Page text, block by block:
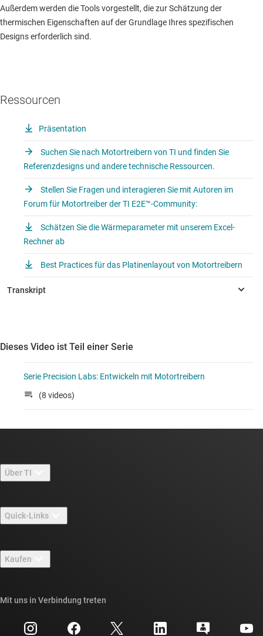
Außerdem werden die Tools vorgestellt, die zur Schätzung der
thermischen Eigenschaften auf der Grundlage Ihres spezifischen
Designs erforderlich sind.
Ressourcen
Präsentation
Suchen Sie nach Motortreibern von TI und finden Sie
Referenzdesigns und andere technische Ressourcen.
Stellen Sie Fragen und interagieren Sie mit Autoren im
Forum für Motortreiber der TI E2E™-Community:
Schätzen Sie die Wärmeparameter mit unserem Excel-
Rechner ab
Best Practices für das Platinenlayout von Motortreibern
Dieses Video ist Teil einer Serie
Serie Precision Labs: Entwickeln mit Motortreibern
(8 videos)
Über TI
Stellenangebote
Newsroom
Veranstaltungen
Investorenbeziehungen
Quick-Links
TI E2E™-Design-Support-Foren
Querverweis-Suche
Kundensupportzentrum
Kaufen
Mit uns in Verbindung treten